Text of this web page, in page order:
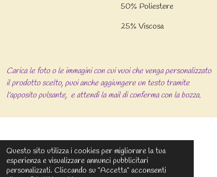
Questo sito utilizza i cookies per migliorare la tua
esperienza e visualizzare annunci pubblicitari
personalizzati. Cliccando su "Accetta" acconsenti
50% Poliestere
25% Viscosa
Carica le foto o le immagini con cui vuoi che venga personalizzato
il prodotto scelto, puoi anche aggiungere un testo tramite
l'apposito pulsante, e attendi la mail di conferma con la bozza.